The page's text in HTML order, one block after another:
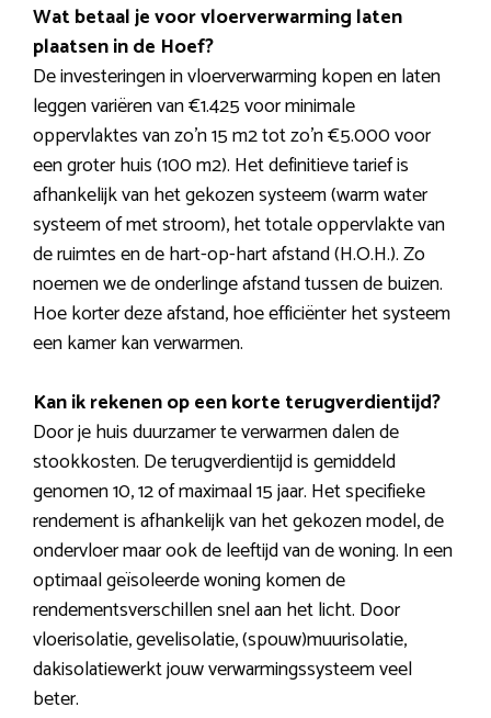
Wat betaal je voor vloerverwarming laten
plaatsen in de Hoef?
De investeringen in vloerverwarming kopen en laten
leggen variëren van €1.425 voor minimale
oppervlaktes van zo’n 15 m2 tot zo’n €5.000 voor
een groter huis (100 m2). Het definitieve tarief is
afhankelijk van het gekozen systeem (warm water
systeem of met stroom), het totale oppervlakte van
de ruimtes en de hart-op-hart afstand (H.O.H.). Zo
noemen we de onderlinge afstand tussen de buizen.
Hoe korter deze afstand, hoe efficiënter het systeem
een kamer kan verwarmen.
Kan ik rekenen op een korte terugverdientijd?
Door je huis duurzamer te verwarmen dalen de
stookkosten. De terugverdientijd is gemiddeld
genomen 10, 12 of maximaal 15 jaar. Het specifieke
rendement is afhankelijk van het gekozen model, de
ondervloer maar ook de leeftijd van de woning. In een
optimaal geïsoleerde woning komen de
rendementsverschillen snel aan het licht. Door
vloerisolatie, gevelisolatie, (spouw)muurisolatie,
dakisolatiewerkt jouw verwarmingssysteem veel
beter.